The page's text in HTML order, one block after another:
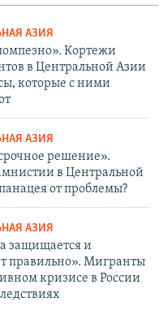
АЗИЯ
Кортежи
в Центральной Азии
которые с ними
АЗИЯ
решение».
в Центральной
от проблемы?
АЗИЯ
защищается и
правильно». Мигранты
кризисе в России